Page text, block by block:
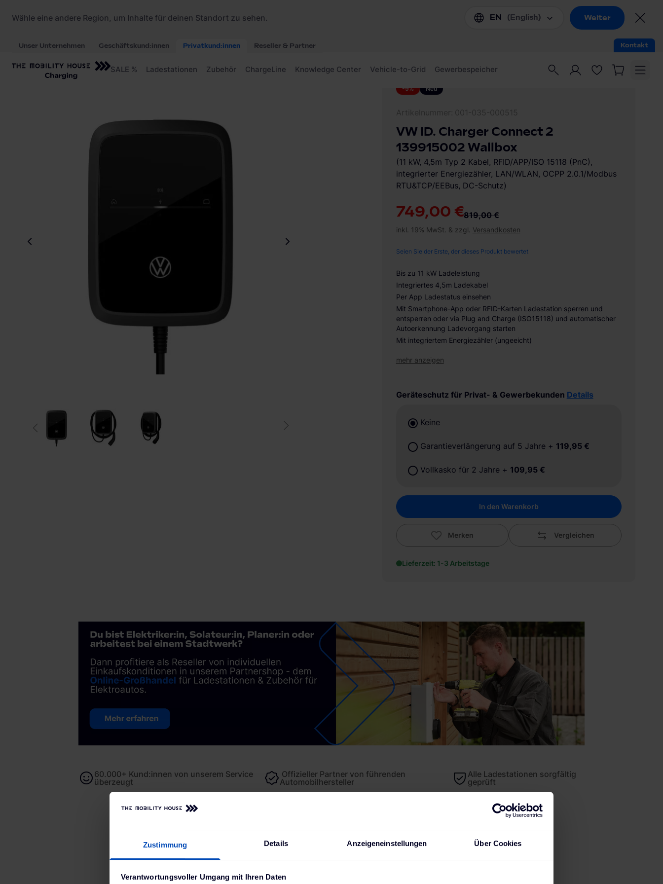
Zustimmung Details Anzeigeneinstellungen Über Cookies
Verantwortungsvoller Umgang mit Ihren Daten
Startseite / Ladestationen / VW ID. Charger Connect 2 139915002 Wallbox
-9% Neu
749,00 €819,00 €
inkl. 19% MwSt. & zzgl. Versandkosten
Seien Sie der Erste, der dieses Produkt bewertet
Bis zu 11 kW Ladeleistung
Integriertes 4,5m Ladekabel
Per App Ladestatus einsehen
Mit Smartphone-App oder RFID-Karten Ladestation sperren und
entsperren oder via Plug and Charge (ISO15118) und automatischer
Autoerkennung Ladevorgang starten
Mit integriertem Energiezähler (ungeeicht)
mehr anzeigen
Geräteschutz für Privat- & Gewerbekunden Details
Keine
Garantieverlängerung auf 5 Jahre + 119,95 €
Vollkasko für 2 Jahre + 109,95 €
In den Warenkorb
Merken Vergleichen
Lieferzeit: 1-3 Arbeitstage
VW ID. Charger Connect 2
139915002 Wallbox
(11 kW, 4,5m Typ 2 Kabel, RFID/APP/ISO 15118 (PnC),
integrierter Energiezähler, LAN/WLAN, OCPP 2.0.1/Modbus
RTU&TCP/EEBus, DC-Schutz)
60.000+ Kund:innen von unserem Service
überzeugt
Offizieller Partner von führenden
Automobilhersteller
Alle Ladestationen sorgfältig
geprüft